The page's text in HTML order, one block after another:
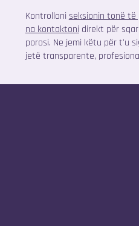
Kontrolloni seksionin tonë
na kontaktoni direkt për
porosi. Ne jemi këtu për t'u
jetë transparente,